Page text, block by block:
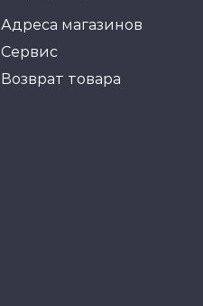
Адреса магазинов
Сервис
Возврат товара